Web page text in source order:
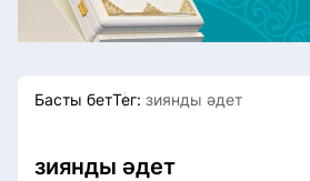
Мәдениет
Басты бетТег: зиянды әдет
зиянды әдет